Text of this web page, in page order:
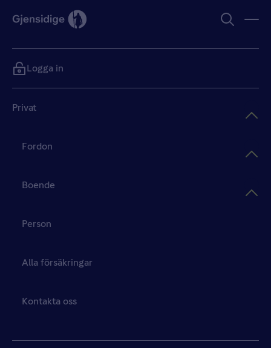
Privat
Fordon
Boende
Person
Alla försäkringar
Kontakta oss
Logga in